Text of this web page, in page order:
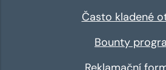
Často kladené
Bounty